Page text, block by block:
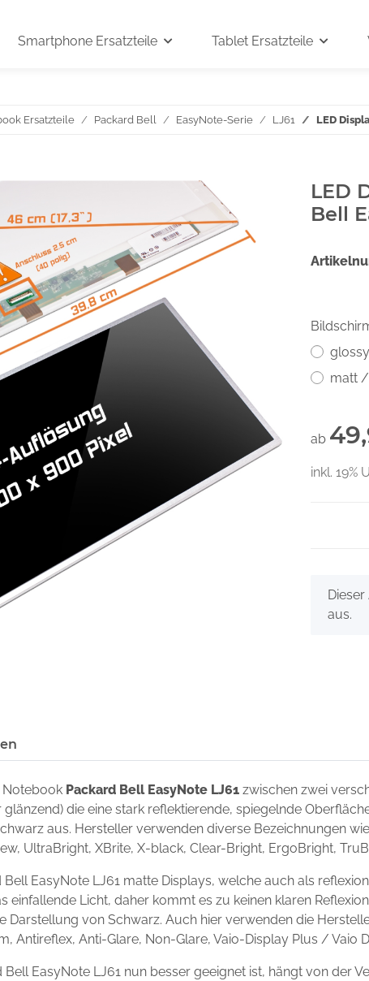
Smartphone Ersatzteile Tablet Ersatzteile
Ersatzteile Packard Bell EasyNote-Serie LJ61 LED
LED
Bell
matt
ab
inkl. 19%
x
aus.
Notebook Packard Bell EasyNote LJ61 zwischen zwei
die eine stark reflektierende, spiegelnde
aus. Hersteller verwenden diverse Bezeichnungen
UltraBright, XBrite, X-black, Clear-Bright, ErgoBright,
EasyNote LJ61 matte Displays, welche auch als
einfallende Licht, daher kommt es zu keinen klaren
Darstellung von Schwarz. Auch hier verwenden die
Antireflex, Anti-Glare, Non-Glare, Vaio-Display Plus / Vaio
EasyNote LJ61 nun besser geeignet ist, hängt von der